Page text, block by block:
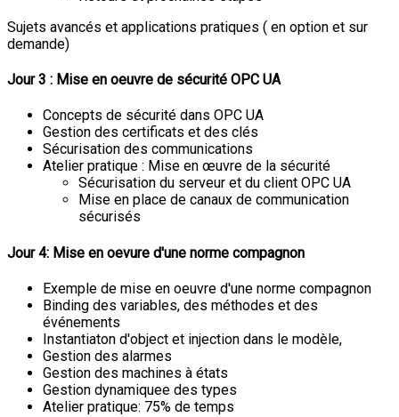
Sujets avancés et applications pratiques ( en option et sur
demande)
Jour 3 : Mise en oeuvre de sécurité OPC UA
Concepts de sécurité dans OPC UA
Gestion des certificats et des clés
Sécurisation des communications
Atelier pratique : Mise en œuvre de la sécurité
Sécurisation du serveur et du client OPC UA
Mise en place de canaux de communication
sécurisés
Jour 4: Mise en oevure d'une norme compagnon
Exemple de mise en oeuvre d'une norme compagnon
Binding des variables, des méthodes et des
événements
Instantiaton d'object et injection dans le modèle,
Gestion des alarmes
Gestion des machines à états
Gestion dynamiquee des types
Atelier pratique: 75% de temps